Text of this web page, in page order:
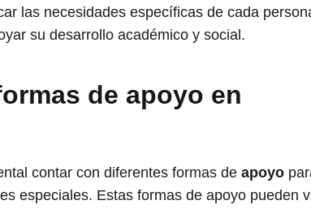
las necesidades específicas de cada
su desarrollo académico y social.
de apoyo en
contar con diferentes formas de apoyo
especiales. Estas formas de apoyo pueden